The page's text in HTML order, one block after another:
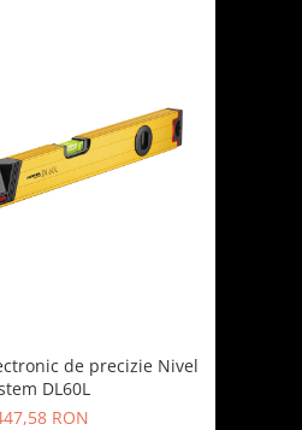
de precizie Nivel
DL60L
RON